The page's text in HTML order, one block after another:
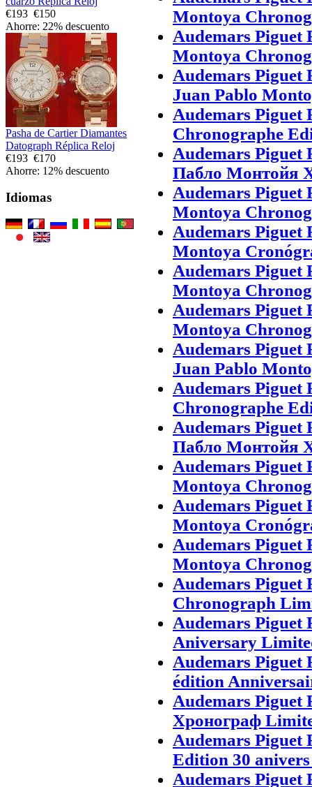
€193 €150
Ahorre: 22% descuento
Pasha de Cartier Diamantes
Datograph Réplica Reloj
€193 €170
Ahorre: 12% descuento
Idiomas
Montoya
Audemars Piguet
Montoya
Audemars Piguet
Juan Pablo
Audemars Piguet
Chronographe
Audemars
Пабло Монтойя
Audemars Piguet
Montoya
Audemars Piguet
Montoya
Audemars Piguet
Montoya
Audemars Piguet
Montoya
Audemars Piguet
Juan Pablo
Audemars Piguet
Chronographe
Audemars
Пабло Монтойя
Audemars Piguet
Montoya
Audemars Piguet
Montoya
Audemars Piguet
Montoya
Audemars Piguet
Chronograph
Audemars Piguet
Aniversary
Audemars Piguet
édition
Audemars Piguet
Хронограф
Audemars
Edition 30
Audemars Piguet